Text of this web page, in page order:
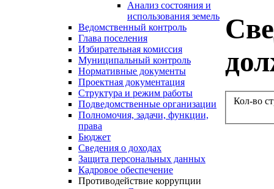
Анализ состояния и
использования земель
Ведомственный контроль
Глава поселения
Избирательная комиссия
Муниципальный контроль
Нормативные документы
Проектная документация
Структура и режим работы
Подведомственные организации
Полномочия, задачи, функции,
права
Бюджет
Сведения о доходах
Защита персональных данных
Кадровое обеспечение
Противодействие коррупции
Кол-во